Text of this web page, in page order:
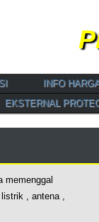
INFO
EKSTERNAL
memenggal
, antena ,